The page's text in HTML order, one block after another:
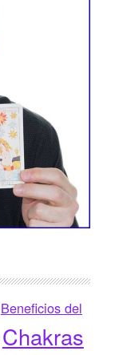
Beneficios del
Chakras